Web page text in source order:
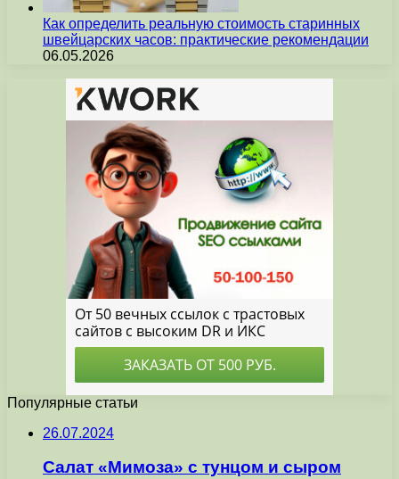
Как определить реальную стоимость старинных
швейцарских часов: практические рекомендации
06.05.2026
Популярные статьи
26.07.2024
Салат «Мимоза» с тунцом и сыром